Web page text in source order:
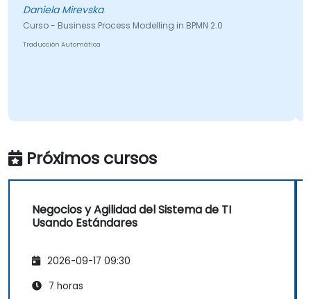
Mirevska
- Business Process Modelling in BPMN 2.0
Automática
Próximos cursos
Negocios y Agilidad del Sistema de TI
Usando Estándares
2026-09-17 09:30
7 horas